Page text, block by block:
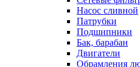
Насос сливной
Патрубки
Подшипники
Бак, барабан
Двигатели
Обрамления